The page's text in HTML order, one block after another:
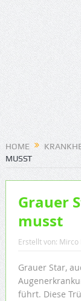
HOME
MUSST
Grauer
musst
Erstellt von: Mirco
Grauer Star,
führt. Diese